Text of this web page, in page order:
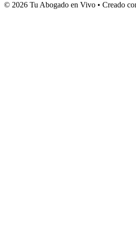
© 2026 Tu Abogado en Vivo • Creado